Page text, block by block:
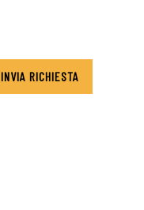
INVIA RICHIESTA